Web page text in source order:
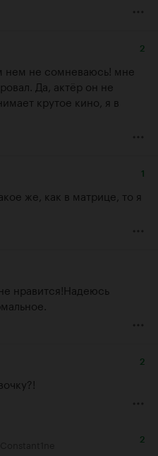
2
нем не сомневаюсь! мне
Да, актёр он не
крутое кино, я в
1
же, как в матрице, то я
нравится!Надеюсь
2
2